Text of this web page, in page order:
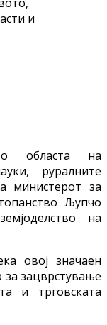
областа на
руралните
министерот за
Љупчо
на
овој значаен
зацврстување
и трговската